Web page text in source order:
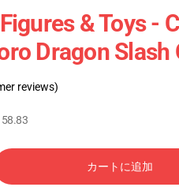
& Toys -
Dragon Slash
reviews)
カートに追加